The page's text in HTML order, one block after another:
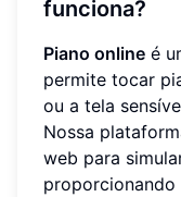
funciona?
Piano online é
permite tocar
ou a tela
Nossa
web para
proporcionando